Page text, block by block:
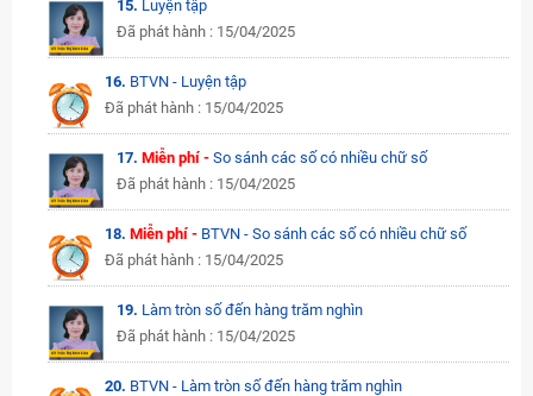
15. Luyện tập
Đã phát hành : 15/04/2025
16. BTVN - Luyện tập
Đã phát hành : 15/04/2025
17. Miễn phí - So sánh các số có nhiều chữ số
Đã phát hành : 15/04/2025
18.Miễn phí - BTVN - So sánh các số có nhiều chữ số
Đã phát hành : 15/04/2025
19. Làm tròn số đến hàng trăm nghìn
Đã phát hành : 15/04/2025
20. BTVN - Làm tròn số đến hàng trăm nghìn